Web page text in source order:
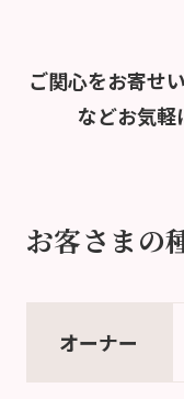
ご関心をお寄せ
などお気軽
お客さまの
オーナー